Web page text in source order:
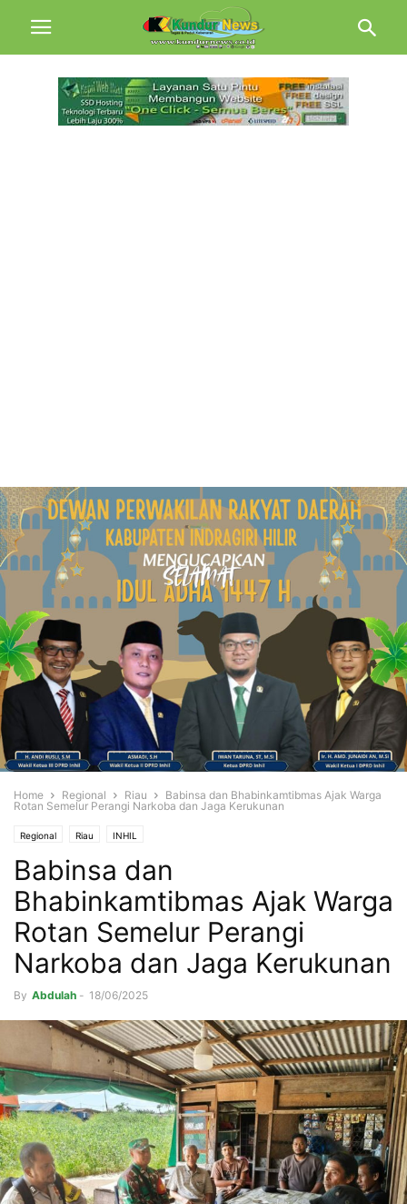
Home Regional Riau
Babinsa dan Bhabinkamtibmas Ajak Warga
Rotan Semelur Perangi Narkoba dan Jaga Kerukunan
Regional Riau INHIL
Babinsa dan
Bhabinkamtibmas Ajak Warga
Rotan Semelur Perangi
Narkoba dan Jaga Kerukunan
By Abdulah - 18/06/2025